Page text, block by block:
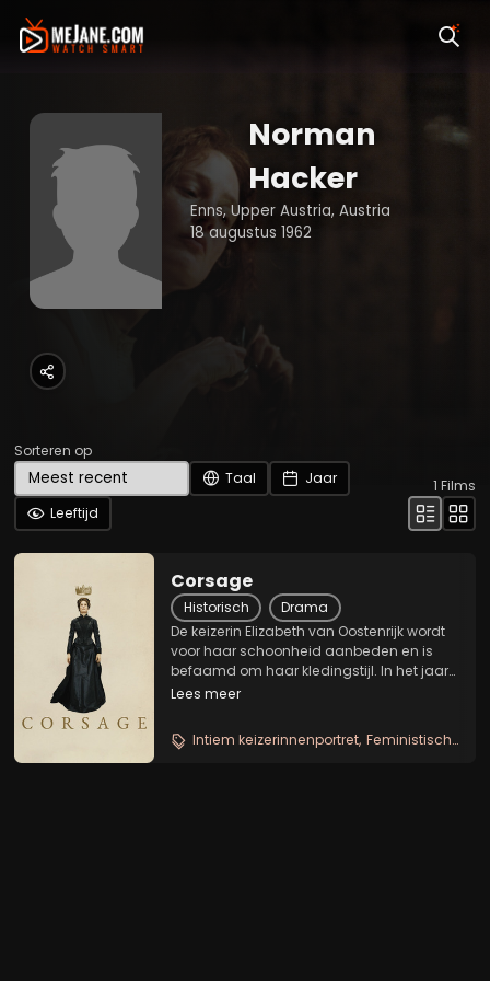
Norman
Hacker
Enns, Upper Austria, Austria
18 augustus 1962
Sorteren op
Taal
Jaar
Leeftijd
1 Films
Corsage
Historisch
Drama
De keizerin Elizabeth van Oostenrijk wordt
voor haar schoonheid aanbeden en is
befaamd om haar kledingstijl. In het jaar
1877 viert ze haar 40ste verjaardag, een
haar rol steeds minder impact heeft,...
Lees meer
Intiem keizerinnenportret Feministisch kostuumdrama